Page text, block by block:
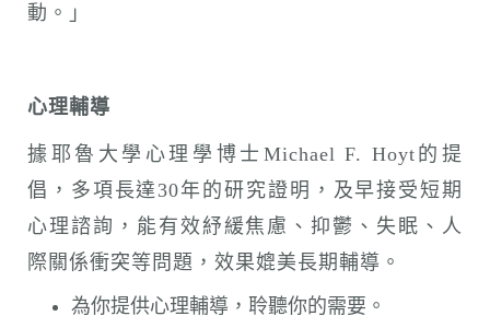
動。」
心理輔導
據耶魯大學心理學博士Michael F. Hoyt的提
倡，多項長達30年的研究證明，及早接受短期
心理諮詢，能有效紓緩焦慮、抑鬱、失眠、人
際關係衝突等問題，效果媲美長期輔導。
為你提供心理輔導，聆聽你的需要。